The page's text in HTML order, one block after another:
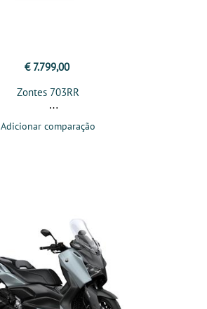
€ 7.799,00
Zontes 703RR
Adicionar comparação